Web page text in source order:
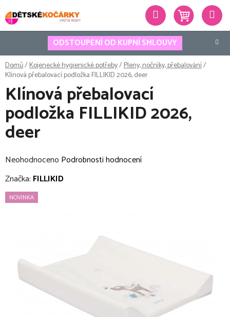
na
obsah
ODSTOUPENÍ OD KUPNÍ SMLOUVY
Hledat
Domů/Kojenecké hygienické potřeby/Pleny, nočníky, přebalování/
Klínová přebalovací podložka FILLIKID 2026, deer
Klínová přebalovací
podložka FILLIKID 2026,
deer
Průměrné
hodnocení
je
hvězdiček.
Neohodnoceno Podrobnosti hodnocení
Značka: FILLIKID
NOVINKA